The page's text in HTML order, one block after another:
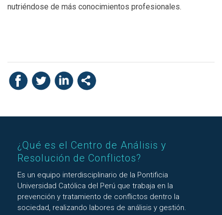
nutriéndose de más conocimientos profesionales.
¿Qué es el Centro de Análisis y
Resolución de Conflictos?
Es un equipo interdisciplinario de la Pontificia
Universidad Católica del Perú que trabaja en la
prevención y tratamiento de conflictos dentro la
sociedad, realizando labores de análisis y gestión.